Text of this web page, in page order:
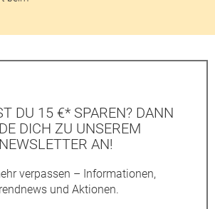
DU 15 €* SPAREN? DANN
DICH ZU UNSEREM
NEWSLETTER AN!
verpassen – Informationen,
und Aktionen.